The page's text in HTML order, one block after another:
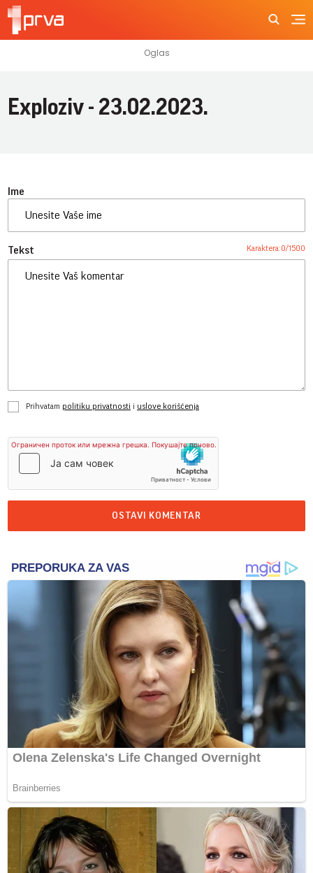
Exploziv - 23.02.2023.
Ime
Tekst Karaktera:0/1500
Prihvatam politiku privatnosti i uslove korišćenja
OSTAVI KOMENTAR